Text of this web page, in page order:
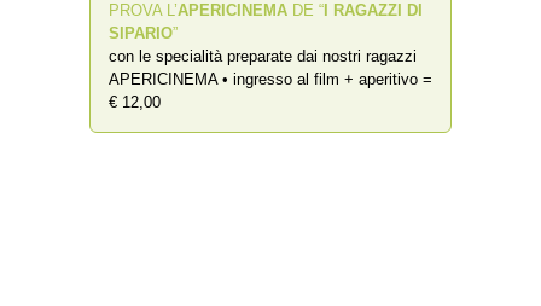
PROVA L’APERICINEMA DE “ I RAGAZZI DI
SIPARIO”
con le specialità preparate dai nostri ragazzi
APERICINEMA • ingresso al film + aperitivo =
€ 12,00